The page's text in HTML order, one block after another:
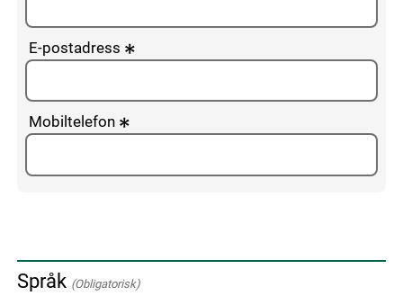
E-postadress
Mobiltelefon
Språk (Obligatorisk)